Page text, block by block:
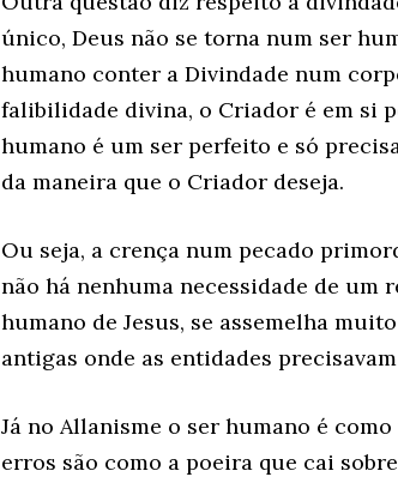
único, Deus não se torna num ser
humano conter a Divindade num
falibilidade divina, o Criador é em si
humano é um ser perfeito e só
da maneira que o Criador deseja.
Ou seja, a crença num pecado
não há nenhuma necessidade de
humano de Jesus, se assemelha
antigas onde as entidades
Já no Allanisme o ser humano é
erros são como a poeira que cai